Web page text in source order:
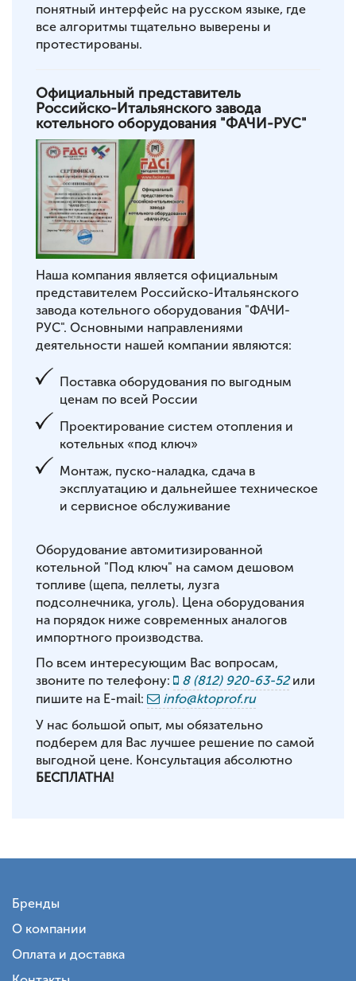
понятный интерфейс на русском языке, где
все алгоритмы тщательно выверены и
протестированы.
Официальный представитель
Российско-Итальянского завода
котельного оборудования "ФАЧИ-РУС"
Наша компания является официальным
представителем Российско-Итальянского
завода котельного оборудования "ФАЧИ-
РУС". Основными направлениями
деятельности нашей компании являются:
Поставка оборудования по выгодным
ценам по всей России
Проектирование систем отопления и
котельных «под ключ»
Монтаж, пуско-наладка, сдача в
эксплуатацию и дальнейшее техническое
и сервисное обслуживание
Оборудование автомитизированной
котельной "Под ключ" на самом дешовом
топливе (щепа, пеллеты, лузга
подсолнечника, уголь). Цена оборудования
на порядок ниже современных аналогов
импортного производства.
По всем интересующим Вас вопросам,
звоните по телефону:
8 (812) 920-63-52или
пишите на E-mail:
info@ktoprof.ru
У нас большой опыт, мы обязательно
подберем для Вас лучшее решение по самой
выгодной цене. Консультация абсолютно
БЕСПЛАТНА!
Бренды
О компании
Оплата и доставка